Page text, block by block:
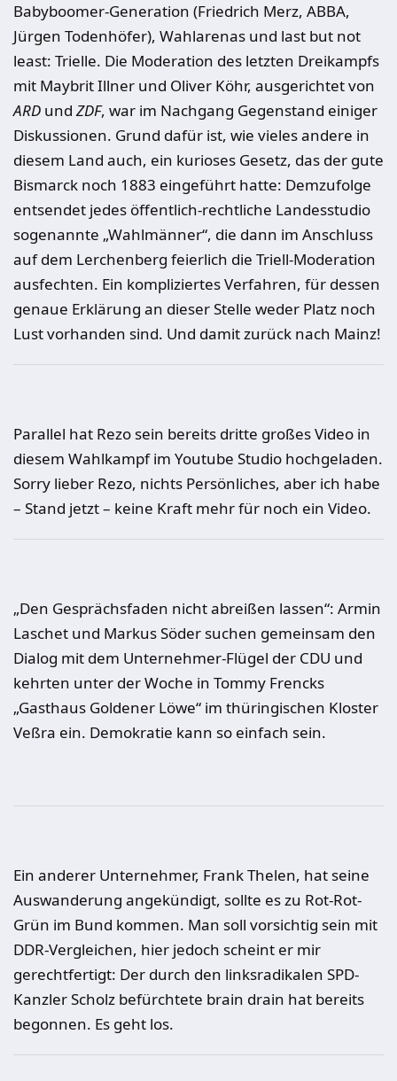
Babyboomer-Generation (Friedrich Merz, ABBA,
Jürgen Todenhöfer), Wahlarenas und last but not
least: Trielle. Die Moderation des letzten Dreikampfs
mit Maybrit Illner und Oliver Köhr, ausgerichtet von
ARD und ZDF, war im Nachgang Gegenstand einiger
Diskussionen. Grund dafür ist, wie vieles andere in
diesem Land auch, ein kurioses Gesetz, das der gute
Bismarck noch 1883 eingeführt hatte: Demzufolge
entsendet jedes öffentlich-rechtliche Landesstudio
sogenannte „Wahlmänner“, die dann im Anschluss
auf dem Lerchenberg feierlich die Triell-Moderation
ausfechten. Ein kompliziertes Verfahren, für dessen
genaue Erklärung an dieser Stelle weder Platz noch
Lust vorhanden sind. Und damit zurück nach Mainz!
Parallel hat Rezo sein bereits dritte großes Video in
diesem Wahlkampf im Youtube Studio hochgeladen.
Sorry lieber Rezo, nichts Persönliches, aber ich habe
– Stand jetzt – keine Kraft mehr für noch ein Video.
„Den Gesprächsfaden nicht abreißen lassen“: Armin
Laschet und Markus Söder suchen gemeinsam den
Dialog mit dem Unternehmer-Flügel der CDU und
kehrten unter der Woche in Tommy Frencks
„Gasthaus Goldener Löwe“ im thüringischen Kloster
Veßra ein. Demokratie kann so einfach sein.
Ein anderer Unternehmer, Frank Thelen, hat seine
Auswanderung angekündigt, sollte es zu Rot-Rot-
Grün im Bund kommen. Man soll vorsichtig sein mit
DDR-Vergleichen, hier jedoch scheint er mir
gerechtfertigt: Der durch den linksradikalen SPD-
Kanzler Scholz befürchtete brain drain hat bereits
begonnen. Es geht los.